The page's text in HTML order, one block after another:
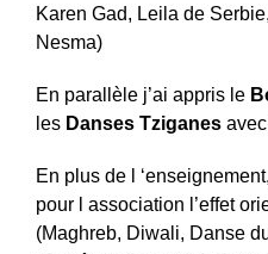
Karen Gad, Leila de
Nesma)
En parallèle j’ai appris le
les Danses Tziganes
En plus de l
pour l association l’effet
(Maghreb, Diwali, Danse